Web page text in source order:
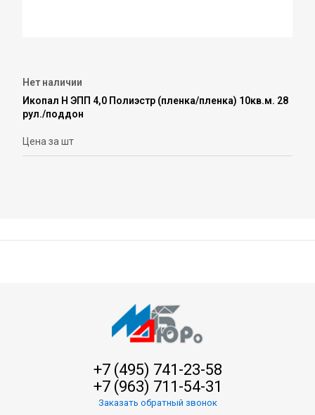
Нет наличии
Икопал Н ЭПП 4,0 Полиэстр (пленка/пленка) 10кв.м. 28
рул./поддон
Цена за шт
+7 (495) 741-23-58
+7 (963) 711-54-31
Заказать обратный звонок